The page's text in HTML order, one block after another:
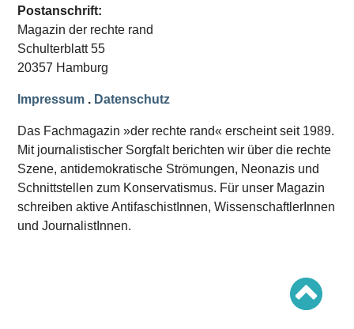
Schwerpunkt »Identitäre Bewegung«
Schwerpunkt »Reichsbürger«
Schwerpunkt NPD
Ausgaben Übersicht
Ausgabe 220
Ausgabe 219
Ausgabe 217
Ausgabe 216
Postanschrift:
Magazin der rechte rand
Schulterblatt 55
20357 Hamburg
Impressum . Datenschutz
Das Fachmagazin »der rechte rand« erscheint seit 1989.
Mit journalistischer Sorgfalt berichten wir über die rechte
Szene, antidemokratische Strömungen, Neonazis und
Schnittstellen zum Konservatismus. Für unser Magazin
schreiben aktive AntifaschistInnen, WissenschaftlerInnen
und JournalistInnen.